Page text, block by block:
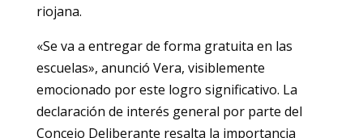
riojana.
«Se va a entregar de forma gratuita en las
escuelas», anunció Vera, visiblemente
emocionado por este logro significativo. La
declaración de interés general por parte del
Concejo Deliberante resalta la importancia